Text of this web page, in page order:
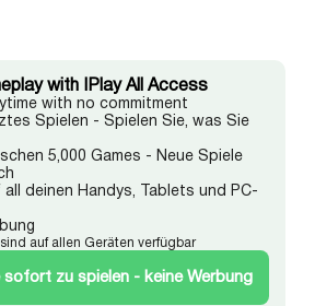
with IPlay All Access
with no commitment
Spielen - Spielen Sie, was Sie
5,000 Games - Neue Spiele
all deinen Handys, Tablets und PC-
auf allen Geräten verfügbar
sofort zu spielen - keine Werbung